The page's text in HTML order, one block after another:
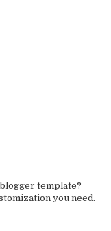
template?
you need.